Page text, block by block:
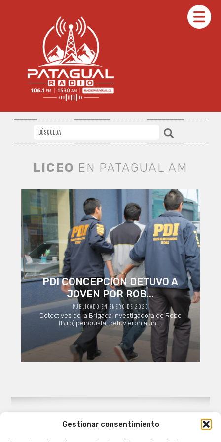
Gestionar consentimiento
LICEO EN PATAGUAL AM
PDI CONCEPCION DETUVO A
JOVEN POR ROB...
PUBLICADO EN ENERO DE 2020
Detectives de la Brigada Investigadora de Robo
(Biro) penquista, detuvieron a un ...